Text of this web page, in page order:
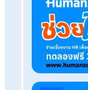
จัดโต๊ะทำงาน
เรื่องที่